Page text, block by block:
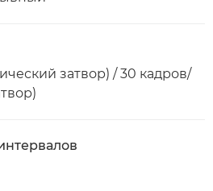
затвор) / 30 кадров/